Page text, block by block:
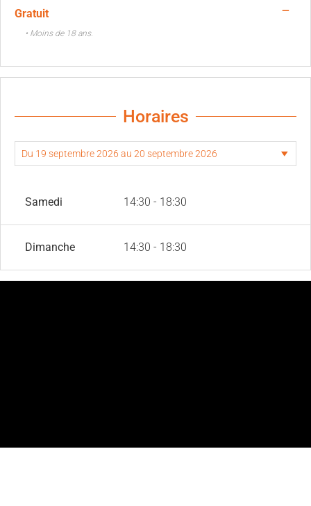
Gratuit —
• Moins de 18 ans.
Horaires
Samedi 14:30 - 18:30
Dimanche 14:30 - 18:30